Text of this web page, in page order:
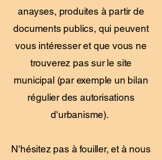
anayses, produites à partir de
documents publics, qui peuvent
vous intéresser et que vous ne
trouverez pas sur le site
municipal (par exemple un bilan
régulier des autorisations
d'urbanisme).
N'hésitez pas à fouiller, et à nous